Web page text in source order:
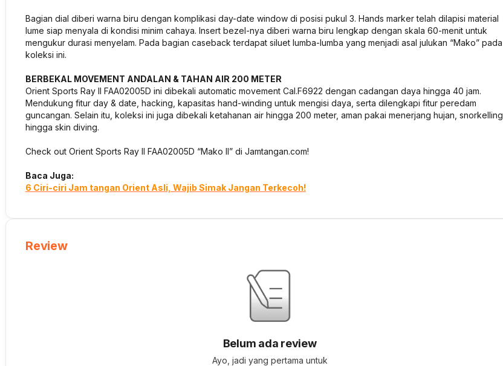
Bagian dial diberi warna biru dengan komplikasi day-date window di posisi pukul 3. Hands marker telah dilapisi material
lume siap menyala di kondisi minim cahaya. Insert bezel-nya diberi warna biru lengkap dengan skala 60-menit untuk
mengukur durasi menyelam. Pada bagian caseback terdapat siluet lumba-lumba yang menjadi asal julukan “Mako” pada
koleksi ini.
BERBEKAL MOVEMENT ANDALAN & TAHAN AIR 200 METER
Orient Sports Ray II FAA02005D ini dibekali automatic movement Cal.F6922 dengan cadangan daya hingga 40 jam.
Mendukung fitur day & date, hacking, kapasitas hand-winding untuk mengisi daya, serta dilengkapi fitur peredam
guncangan. Selain itu, koleksi ini juga dibekali ketahanan air hingga 200 meter, aman pakai menerjang hujan, snorkelling,
hingga skin diving.
Check out Orient Sports Ray II FAA02005D “Mako II” di Jamtangan.com!
Baca Juga:
6 Ciri-ciri Jam tangan Orient Asli, Wajib Simak Jangan Terkecoh!
Review
Belum ada review
Ayo, jadi yang pertama untuk